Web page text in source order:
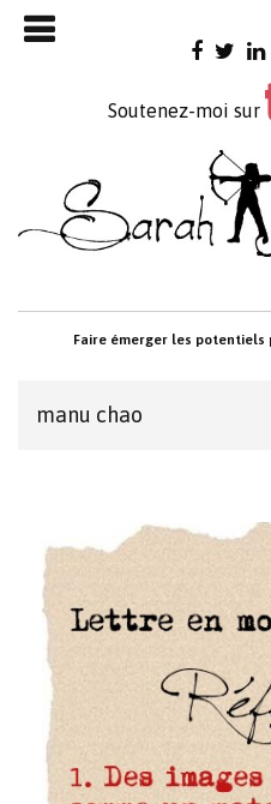
Skip
to
Soutenez-moi sur
Faire émerger les potentiels

manu chao